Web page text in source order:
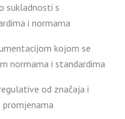
sukladnosti s
i normama
kojom se
normama i standardima
od značaja i